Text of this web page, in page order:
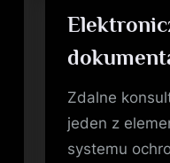
Zdalne
jeden z
systemu